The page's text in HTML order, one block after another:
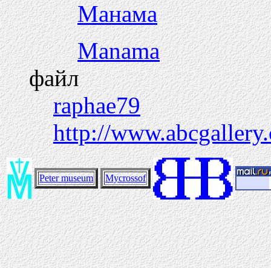
Манама
Manama
файл
raphae79
http://
Peter museum Mycrossof